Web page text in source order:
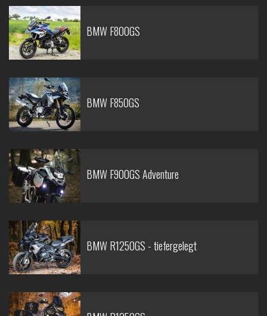
BMW F800GS
BMW F850GS
BMW F900GS Adventure
BMW R1250GS - tiefergelegt